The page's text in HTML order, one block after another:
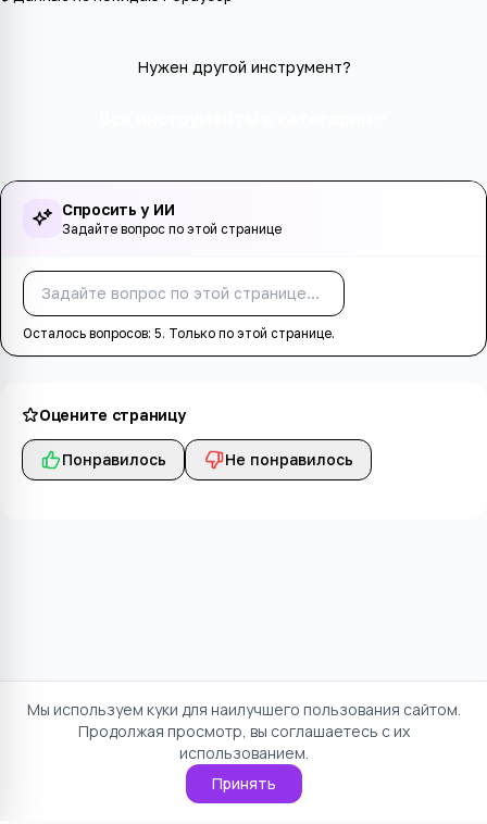
Нужен другой инструмент?
Спросить у ИИ
Задайте вопрос по этой странице
Осталось вопросов: 5. Только по этой странице.
Оцените страницу
Понравилось Не понравилось
Мы используем куки для наилучшего пользования сайтом.
Продолжая просмотр, вы соглашаетесь с их
использованием.
Принять